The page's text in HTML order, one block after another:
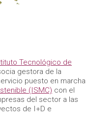
Tecnológico de
gestora de la
puesto en marcha
(ISMC) con el
del sector a las
de I+D e